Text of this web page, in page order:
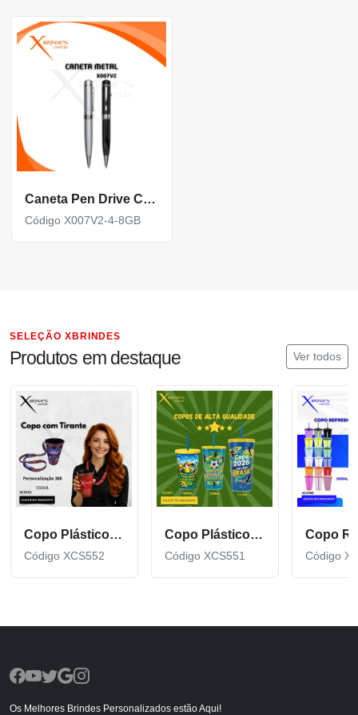
Caneta Pen Drive Com 4Gb Ou 8Gb De Capacidade E Com Laser
Código X007V2-4-8GB
SELEÇÃO XBRINDES
Produtos em destaque Ver todos
Copo Plástico de 550 ML com Tirante Personalizado XCS552
Código XCS552
Copo Plástico personalizado In Mold Label 360 XCS551
Código XCS551 Código
Os Melhores Brindes Personalizados estão Aqui!